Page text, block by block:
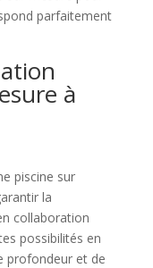
parfaitement
à
piscine sur
la
collaboration
possibilités en
profondeur et de